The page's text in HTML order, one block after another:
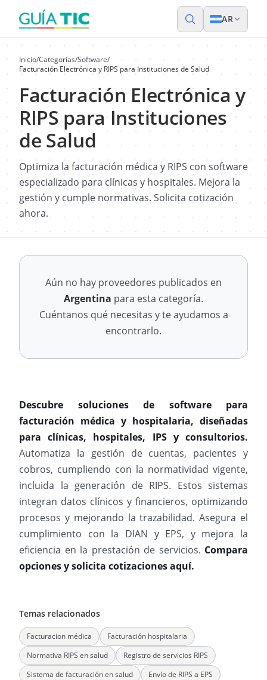
AR
Inicio/Categorías/Software/
Facturación Electrónica y RIPS para Instituciones de Salud
Facturación Electrónica y
RIPS para Instituciones
de Salud
Optimiza la facturación médica y RIPS con software
especializado para clínicas y hospitales. Mejora la
gestión y cumple normativas. Solicita cotización
ahora.
Aún no hay proveedores publicados en
Argentina para esta categoría.
Cuéntanos qué necesitas y te ayudamos a
encontrarlo.
Descubre soluciones de software para
facturación médica y hospitalaria, diseñadas
para clínicas, hospitales, IPS y consultorios.
Automatiza la gestión de cuentas, pacientes y
cobros, cumpliendo con la normatividad vigente,
incluida la generación de RIPS. Estos sistemas
integran datos clínicos y financieros, optimizando
procesos y mejorando la trazabilidad. Asegura el
cumplimiento con la DIAN y EPS, y mejora la
eficiencia en la prestación de servicios. Compara
opciones y solicita cotizaciones aquí.
Temas relacionados
Facturacion médica
Facturación hospitalaria
Normativa RIPS en salud
Registro de servicios RIPS
Sistema de facturación en salud
Envío de RIPS a EPS